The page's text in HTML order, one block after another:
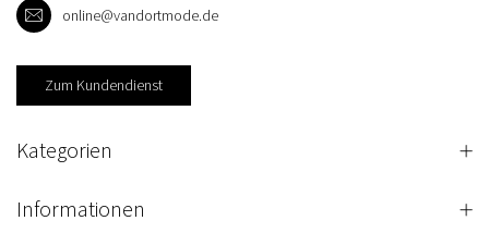
online@vandortmode.de
Zum Kundendienst
Kategorien
Informationen